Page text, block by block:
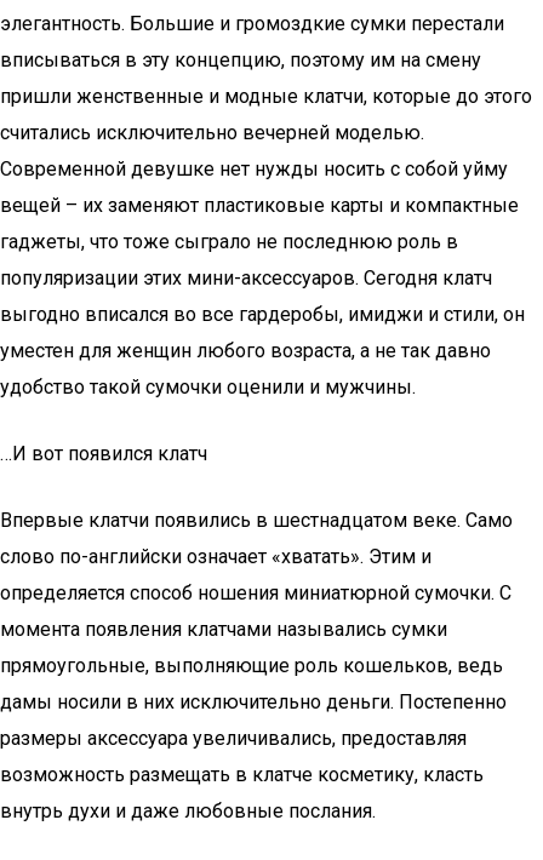
элегантность. Большие и громоздкие сумки перестали
вписываться в эту концепцию, поэтому им на смену
пришли женственные и модные клатчи, которые до этого
считались исключительно вечерней моделью.
Современной девушке нет нужды носить с собой уйму
вещей – их заменяют пластиковые карты и компактные
гаджеты, что тоже сыграло не последнюю роль в
популяризации этих мини-аксессуаров. Сегодня клатч
выгодно вписался во все гардеробы, имиджи и стили, он
уместен для женщин любого возраста, а не так давно
удобство такой сумочки оценили и мужчины.
…И вот появился клатч
Впервые клатчи появились в шестнадцатом веке. Само
слово по-английски означает «хватать». Этим и
определяется способ ношения миниатюрной сумочки. С
момента появления клатчами назывались сумки
прямоугольные, выполняющие роль кошельков, ведь
дамы носили в них исключительно деньги. Постепенно
размеры аксессуара увеличивались, предоставляя
возможность размещать в клатче косметику, класть
внутрь духи и даже любовные послания.